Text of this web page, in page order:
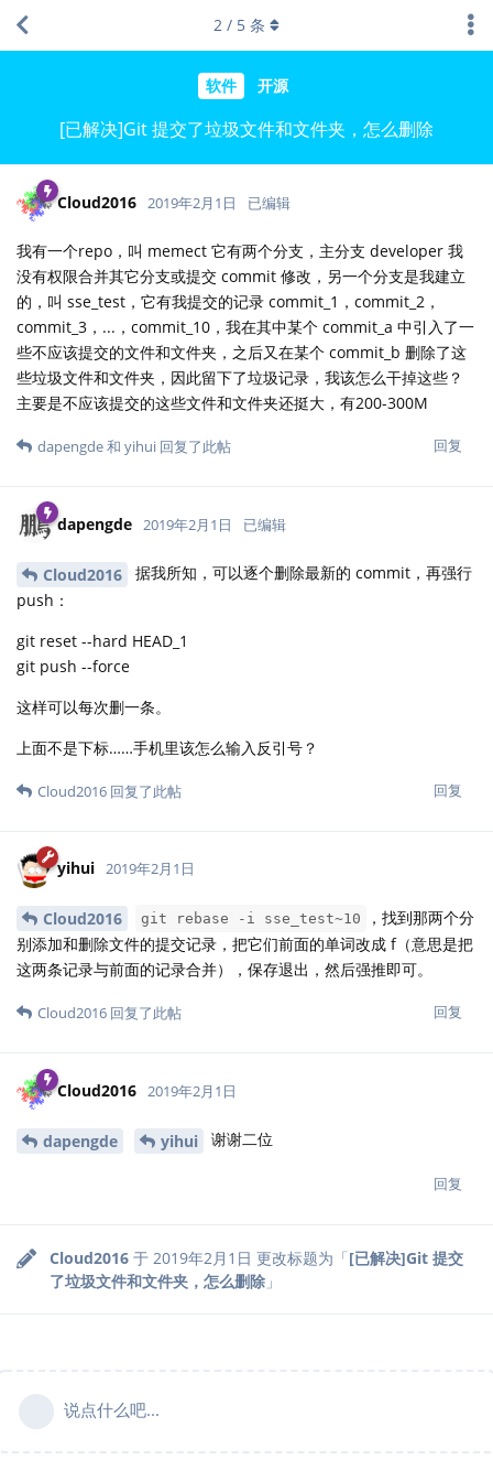
软件 开源
[已解决]Git 提交了垃圾文件和文件夹，怎么删除
2 / 5 条
Cloud2016 2019年2月1日 已编辑
我有一个repo，叫 memect 它有两个分支，主分支 developer 我
没有权限合并其它分支或提交 commit 修改，另一个分支是我建立
的，叫 sse_test，它有我提交的记录 commit_1，commit_2，
commit_3，...，commit_10，我在其中某个 commit_a 中引入了一
些不应该提交的文件和文件夹，之后又在某个 commit_b 删除了这
些垃圾文件和文件夹，因此留下了垃圾记录，我该怎么干掉这些？
主要是不应该提交的这些文件和文件夹还挺大，有200-300M
回复
dapengde和 yihui 回复了此帖
dapengde 2019年2月1日 已编辑
Cloud2016
据我所知，可以逐个删除最新的 commit，再强行
push：
git reset --hard HEAD_1
git push --force
这样可以每次删一条。
上面不是下标……手机里该怎么输入反引号？
回复
Cloud2016 回复了此帖
yihui 2019年2月1日
Cloud2016 git rebase -i sse_test~10
，找到那两个分
别添加和删除文件的提交记录，把它们前面的单词改成 f（意思是把
这两条记录与前面的记录合并），保存退出，然后强推即可。
回复
Cloud2016 回复了此帖
Cloud2016 2019年2月1日
dapengde yihui 谢谢二位
回复
Cloud2016 于 2019年2月1日 更改标题为「[已解决]Git 提交
了垃圾文件和文件夹，怎么删除 」
说点什么吧...